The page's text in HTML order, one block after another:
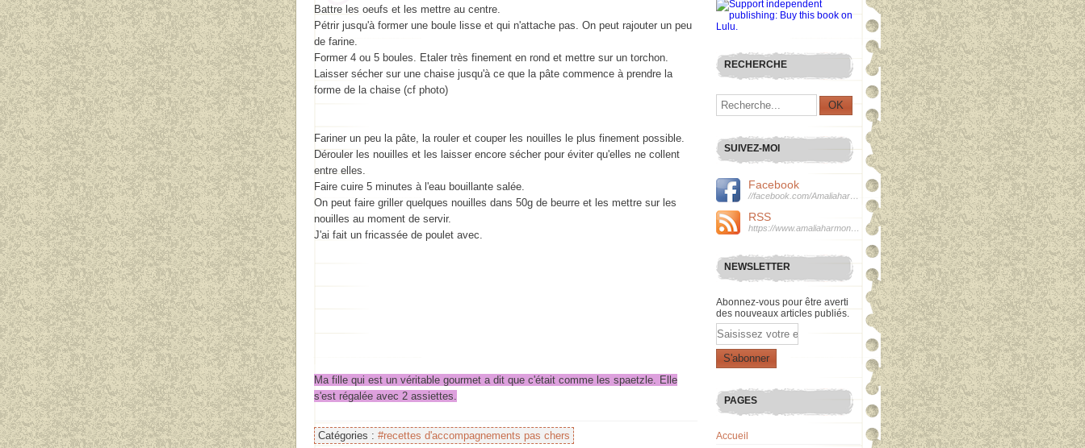
Battre les oeufs et les mettre au centre.
Pétrir jusqu'à former une boule lisse et qui n'attache pas. On peut rajouter un peu
de farine.
Former 4 ou 5 boules. Etaler très finement en rond et mettre sur un torchon.
Laisser sécher sur une chaise jusqu'à ce que la pâte commence à prendre la
forme de la chaise (cf photo)
Fariner un peu la pâte, la rouler et couper les nouilles le plus finement possible.
Dérouler les nouilles et les laisser encore sécher pour éviter qu'elles ne collent
entre elles.
Faire cuire 5 minutes à l'eau bouillante salée.
On peut faire griller quelques nouilles dans 50g de beurre et les mettre sur les
nouilles au moment de servir.
J'ai fait un fricassée de poulet avec.
Ma fille qui est un véritable gourmet a dit que c'était comme les spaetzle. Elle
s'est régalée avec 2 assiettes.
Catégories : #recettes d'accompagnements pas chers
RECHERCHE
SUIVEZ-MOI
Facebook
RSS
NEWSLETTER
Abonnez-vous pour être averti
des nouveaux articles publiés.
Email
PAGES
Accueil